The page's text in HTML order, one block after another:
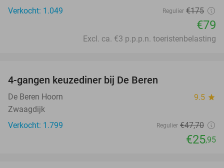
Verkocht: 1.049
Regulier €175
€79
Excl. ca. €3 p.p.p.n. toeristenbelasting
4-gangen keuzediner bij De Beren
De Beren Hoorn 9.5 star
Zwaagdijk
Verkocht: 1.799
Regulier €47,70
€25,95